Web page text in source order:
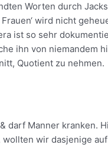
Worten durch
wird nicht
ist so sehr
ihn von niemandem
Quotient zu nehmen.
darf Manner kranken.
wir dasjenige